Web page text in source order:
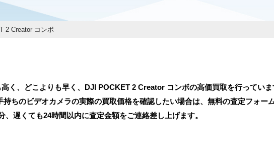
2 Creator コンボ
く、どこよりも早く、DJI POCKET 2 Creator コンボの高価買取を行ってい
持ちのビデオカメラの実際の買取価格を確認したい場合は、無料の査定フォー
、遅くても24時間以内に査定金額をご連絡差し上げます。